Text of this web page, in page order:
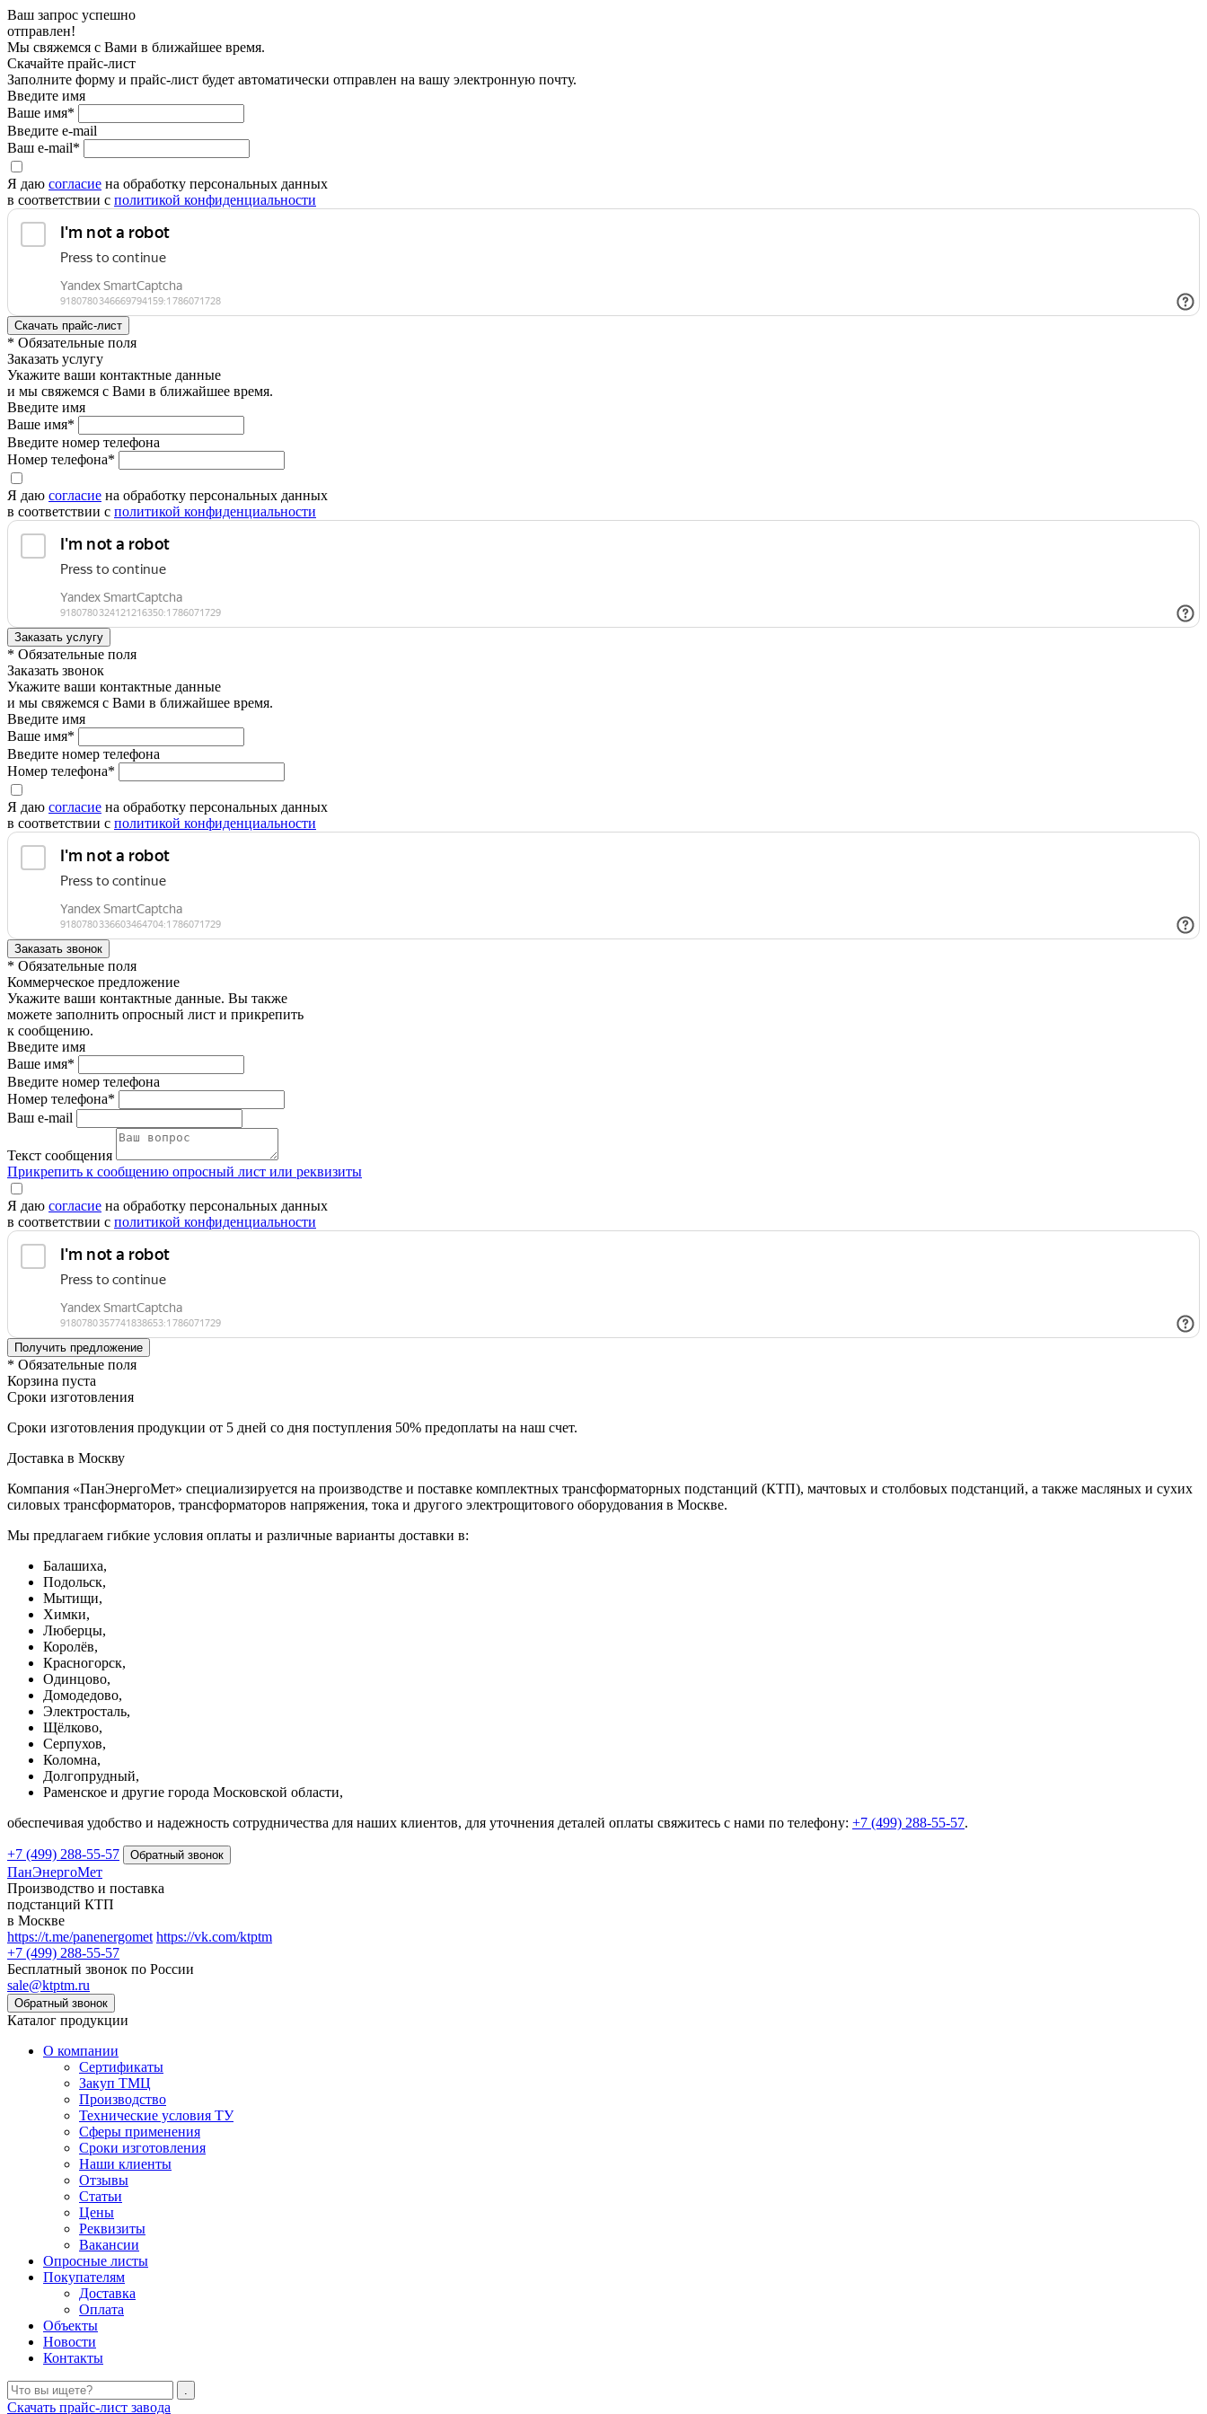
Ваш запрос успешно
отправлен!
Мы свяжемся с Вами в ближайшее время.
Скачайте прайс-лист
Заполните форму и прайс-лист будет автоматически отправлен на вашу электронную почту.
Введите имя
Ваше имя*
Введите e-mail
Ваш e-mail*
Я даю согласие на обработку персональных данных
в соответствии с политикой конфиденциальности
* Обязательные поля
Заказать услугу
Укажите ваши контактные данные
и мы свяжемся с Вами в ближайшее время.
Введите имя
Ваше имя*
Введите номер телефона
Номер телефона*
Я даю согласие на обработку персональных данных
в соответствии с политикой конфиденциальности
* Обязательные поля
Заказать звонок
Укажите ваши контактные данные
и мы свяжемся с Вами в ближайшее время.
Введите имя
Ваше имя*
Введите номер телефона
Номер телефона*
Я даю согласие на обработку персональных данных
в соответствии с политикой конфиденциальности
* Обязательные поля
Коммерческое предложение
Укажите ваши контактные данные. Вы также
можете заполнить опросный лист и прикрепить
к сообщению.
Введите имя
Ваше имя*
Введите номер телефона
Номер телефона*
Ваш e-mail
Текст сообщения
Прикрепить к сообщению опросный лист или реквизиты
Я даю согласие на обработку персональных данных
в соответствии с политикой конфиденциальности
* Обязательные поля
Корзина пуста
Сроки изготовления
Сроки изготовления продукции от 5 дней со дня поступления 50% предоплаты на наш счет.
Доставка в Москву
Компания «ПанЭнергоМет» специализируется на производстве и поставке комплектных трансформаторных подстанций (КТП), мачтовых и столбовых подстанций, а также масляных и сухих
силовых трансформаторов, трансформаторов напряжения, тока и другого электрощитового оборудования в Москве.
Мы предлагаем гибкие условия оплаты и различные варианты доставки в:
Балашиха,
Подольск,
Мытищи,
Химки,
Люберцы,
Королёв,
Красногорск,
Одинцово,
Домодедово,
Электросталь,
Щёлково,
Серпухов,
Коломна,
Долгопрудный,
Раменское и другие города Московской области,
обеспечивая удобство и надежность сотрудничества для наших клиентов, для уточнения деталей оплаты свяжитесь с нами по телефону: +7 (499) 288-55-57.
+7 (499) 288-55-57
ПанЭнергоМет
Производство и поставка
подстанций КТП
в Москве
https://t.me/panenergomet https://vk.com/ktptm
+7 (499) 288-55-57
Бесплатный звонок по России
sale@ktptm.ru
Каталог продукции
О компании
Сертификаты
Закуп ТМЦ
Производство
Технические условия ТУ
Сферы применения
Сроки изготовления
Наши клиенты
Отзывы
Статьи
Цены
Реквизиты
Вакансии
Опросные листы
Покупателям
Доставка
Оплата
Объекты
Новости
Контакты
Скачать прайс-лист завода